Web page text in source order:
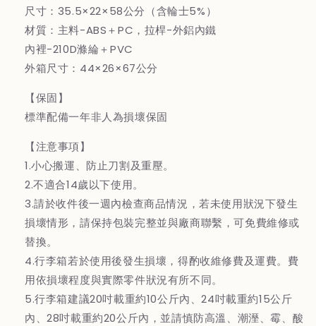
尺寸：35.5×22×58公分（含輪士5%）
材質：主料-ABS＋PC，拉桿-外鋁內鐵
內裡-210D滌綸＋PVC
外箱尺寸：44×26×67公分
【保固】
標準配備一年非人為損壞保固
【注意事項】
1.小心搬運、防止刀割及重壓。
2.不適合14歲以下使用。
3.請於收件後一週內檢查商品情況，若未使用狀況下發生
損壞情形，請保持包裝完整並與廠商聯繫，可免費維修或
替換。
4.行李箱若於使用後發生損壞，得酌收維修費及運費。費
用依損壞程度與實際零件狀況有所不同。
5.行李箱建議20吋載重約10公斤內、24吋載重約15公斤
內、28吋載重約20公斤內，並請慎防高溫、潮溼、霉、酸